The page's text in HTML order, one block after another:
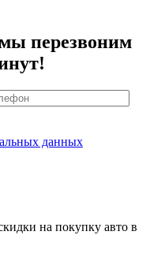
перезвоним
данных
на покупку авто в